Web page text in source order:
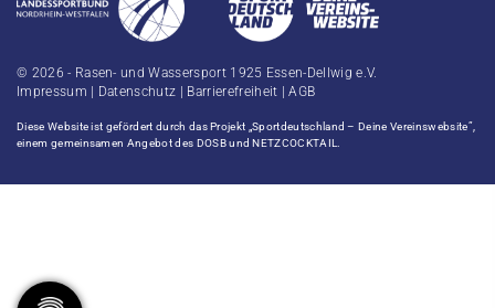
© 2026 - Rasen- und Wassersport 1925 Essen-Dellwig e.V.
Impressum
Datenschutz Barrierefreiheit |AGB
Diese Website ist gefördert durch das Projekt „Sportdeutschland – Deine Vereinswebsite”,
einem gemeinsamen Angebot des DOSB und NETZCOCKTAIL.